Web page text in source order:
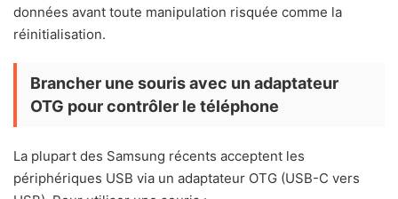
données avant toute manipulation risquée comme la
réinitialisation.
Brancher une souris avec un adaptateur
OTG pour contrôler le téléphone
La plupart des Samsung récents acceptent les
périphériques USB via un adaptateur OTG (USB-C vers